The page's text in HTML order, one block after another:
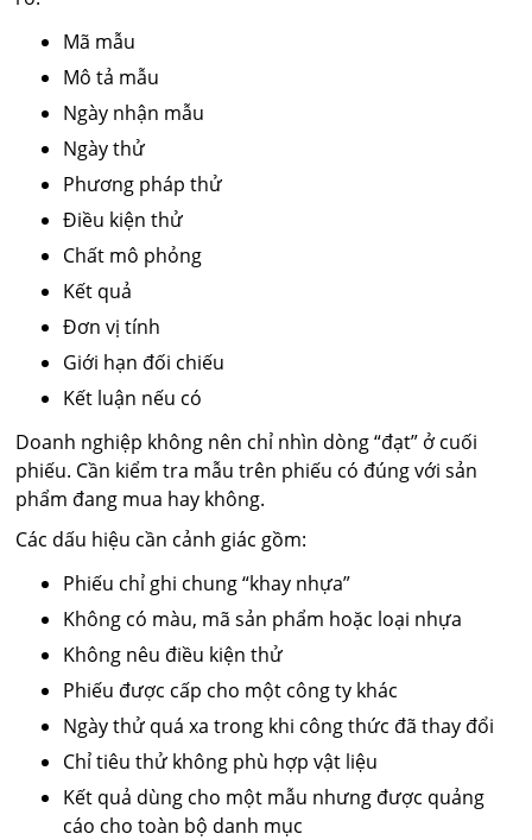
Mã mẫu
Mô tả mẫu
Ngày nhận mẫu
Ngày thử
Phương pháp thử
Điều kiện thử
Chất mô phỏng
Kết quả
Đơn vị tính
Giới hạn đối chiếu
Kết luận nếu có
Doanh nghiệp không nên chỉ nhìn dòng “đạt” ở cuối
phiếu. Cần kiểm tra mẫu trên phiếu có đúng với sản
phẩm đang mua hay không.
Các dấu hiệu cần cảnh giác gồm:
Phiếu chỉ ghi chung “khay nhựa”
Không có màu, mã sản phẩm hoặc loại nhựa
Không nêu điều kiện thử
Phiếu được cấp cho một công ty khác
Ngày thử quá xa trong khi công thức đã thay đổi
Chỉ tiêu thử không phù hợp vật liệu
Kết quả dùng cho một mẫu nhưng được quảng
cáo cho toàn bộ danh mục